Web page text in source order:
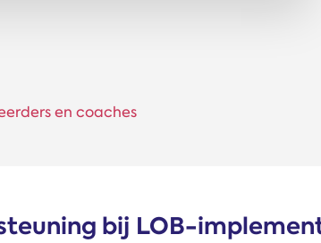
en coaches
bij LOB-